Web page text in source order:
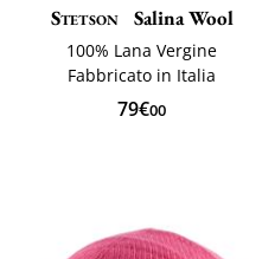
Stetson Salina Wool
100% Lana Vergine
Fabbricato in Italia
79€00